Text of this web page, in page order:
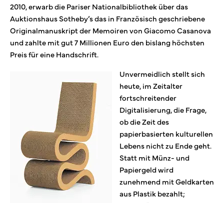
2010, erwarb die Pariser Nationalbibliothek über das
Auktionshaus Sotheby’s das in Französisch geschriebene
Originalmanuskript der Memoiren von Giacomo Casanova
und zahlte mit gut 7 Millionen Euro den bislang höchsten
Preis für eine Handschrift.
Unvermeidlich stellt sich
heute, im Zeitalter
fortschreitender
Digitalisierung, die Frage,
ob die Zeit des
papierbasierten kulturellen
Lebens nicht zu Ende geht.
Statt mit Münz- und
Papiergeld wird
zunehmend mit Geldkarten
aus Plastik bezahlt;